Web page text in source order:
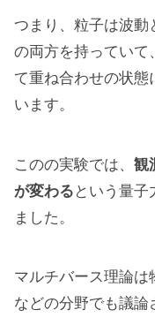
つまり、粒子は波
の両方を持っていて
て重ね合わせの状態
います。
このの実験では、 観
が変わる という量子
ました。
マルチバース理論は
などの分野でも議論